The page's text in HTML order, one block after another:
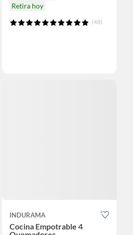
Retira hoy
(48)
INDURAMA
Cocina Empotrable 4